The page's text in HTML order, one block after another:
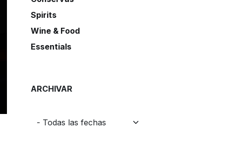
Spirits
Wine & Food
Essentials
ARCHIVAR